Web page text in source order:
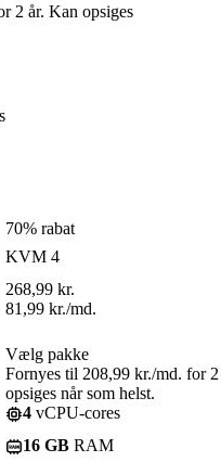
2 år. Kan opsiges
70% rabat
KVM 4
268,99 kr.
81,99 kr./md.
Vælg pakke
Fornyes til 208,99 kr./md. for
opsiges når som helst.
4 vCPU-cores
16 GB RAM